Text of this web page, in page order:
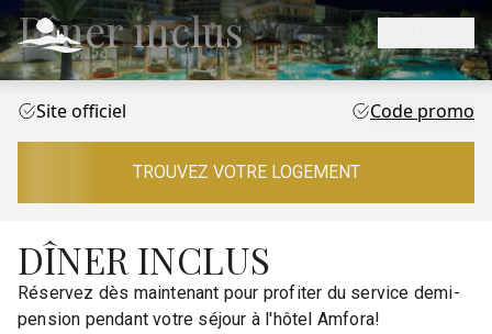
Dîner inclus
Site officiel Code promo
TROUVEZ VOTRE LOGEMENT
DÎNER INCLUS
Réservez dès maintenant pour profiter du service demi-
pension pendant votre séjour à l'hôtel Amfora!